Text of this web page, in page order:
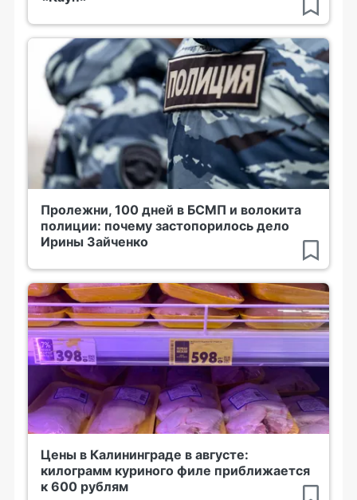
Пролежни, 100 дней в БСМП и волокита
полиции: почему застопорилось дело
Ирины Зайченко
Цены в Калининграде в августе:
килограмм куриного филе приближается
к 600 рублям